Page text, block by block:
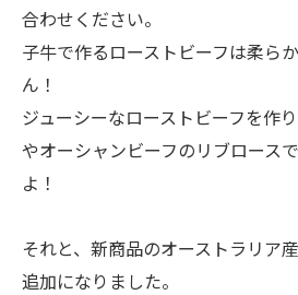
合わせください。
子牛で作るローストビーフは柔ら
ん！
ジューシーなローストビーフを作
やオーシャンビーフのリブロース
よ！
それと、新商品のオーストラリア
追加になりました。